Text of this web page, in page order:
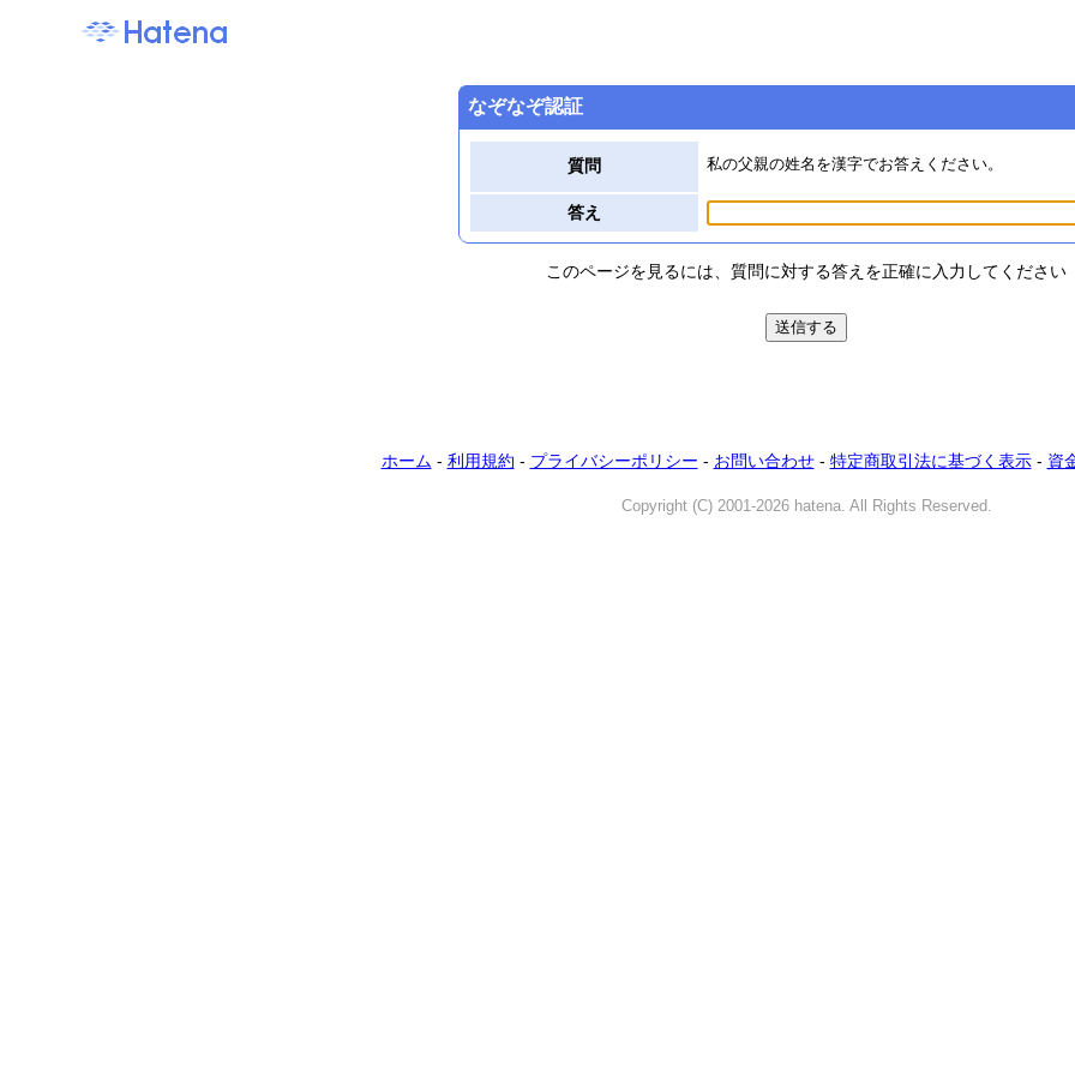
なぞなぞ認証
質問 私の父親の姓名を漢字でお答えください。
答え
このページを見るには、質問に対する答えを正確に入力してください
ホーム - 利用規約 - プライバシーポリシー - お問い合わせ- 特定商取引法に基づく表示- 資
Copyright (C) 2001-2026 hatena. All Rights Reserved.